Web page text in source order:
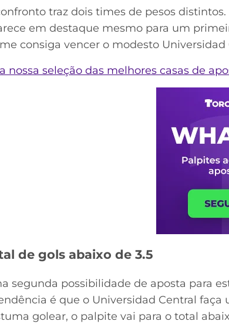
traz dois times de pesos
em destaque mesmo para um
consiga vencer o modesto Universidad
nossa seleção das melhores casas de
de gols abaixo de 3.5
segunda possibilidade de aposta para
é que o Universidad Central
golear, o palpite vai para o total